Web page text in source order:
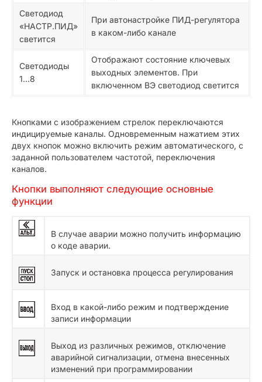
Светодиод
«НАСТР.ПИД»
светится
При автонастройке ПИД-регулятора
в каком-либо канале
Светодиоды
1...8
Отображают состояние ключевых
выходных элементов. При
включенном ВЭ светодиод светится
Кнопками с изображением стрелок переключаются
индицируемые каналы. Одновременным нажатием этих
двух кнопок можно включить режим автоматического, с
заданной пользователем частотой, переключения
каналов.
Кнопки выполняют следующие основные
функции
В случае аварии можно получить информацию
о коде аварии.
Запуск и остановка процесса регулирования
Вход в какой-либо режим и подтверждение
записи информации
Выход из различных режимов, отключение
аварийной сигнализации, отмена внесенных
изменений при программировании